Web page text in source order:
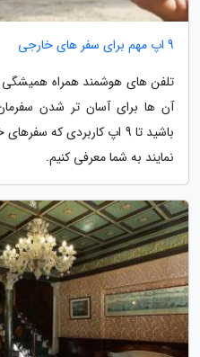
9 اپ مهم برای سفر های خارجی
تلفن های هوشمند همراه همیشگی
آن ها برای آسان تر شدن سفرمان
باشید تا 9 اپ کاربردی که
نمایند به شما معرفی کنیم.